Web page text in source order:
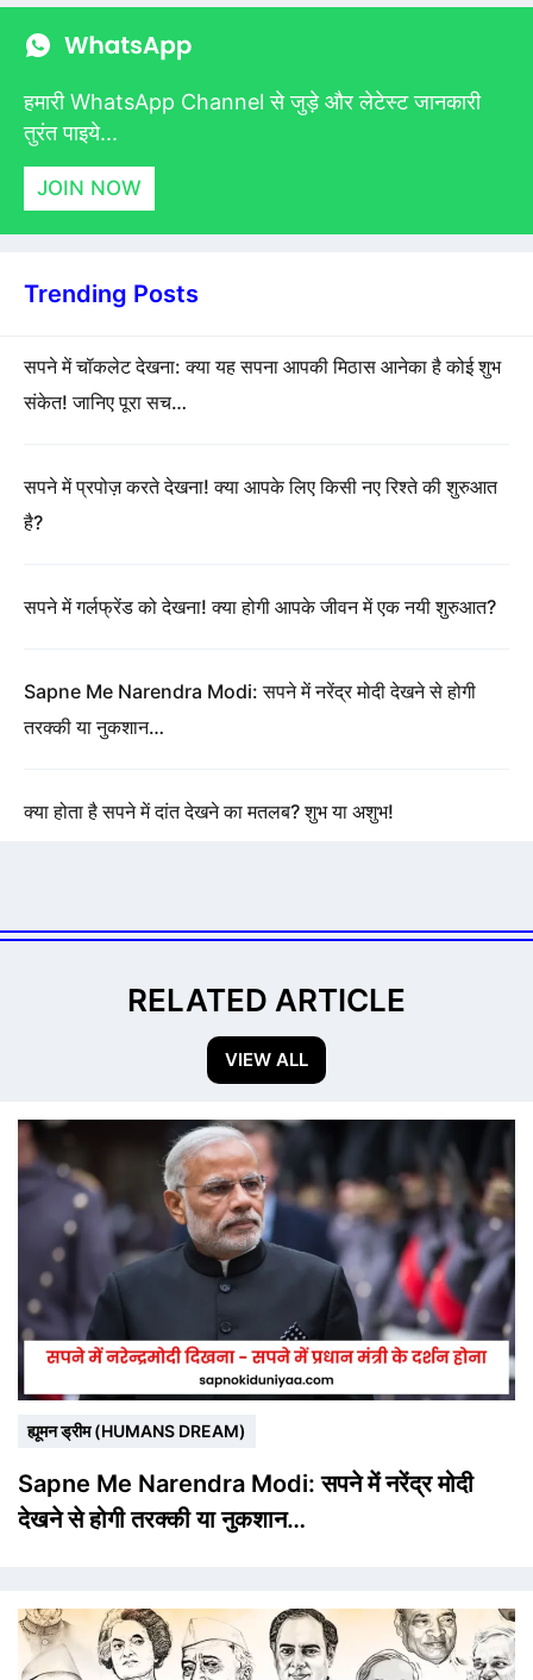
हमारी WhatsApp Channel से जुड़े और लेटेस्ट जानकारी
तुरंत पाइये...
JOIN NOW
Trending Posts
सपने में चॉकलेट देखना: क्या यह सपना आपकी मिठास आनेका है कोई शुभ
संकेत! जानिए पूरा सच…
सपने में प्रपोज़ करते देखना! क्या आपके लिए किसी नए रिश्ते की शुरुआत
है?
सपने में गर्लफ्रेंड को देखना! क्या होगी आपके जीवन में एक नयी शुरुआत?
Sapne Me Narendra Modi: सपने में नरेंद्र मोदी देखने से होगी
तरक्की या नुकशान…
क्या होता है सपने में दांत देखने का मतलब? शुभ या अशुभ!
RELATED ARTICLE
VIEW ALL
ह्यूमन ड्रीम (HUMANS DREAM)
Sapne Me Narendra Modi: सपने में नरेंद्र मोदी
देखने से होगी तरक्की या नुकशान…